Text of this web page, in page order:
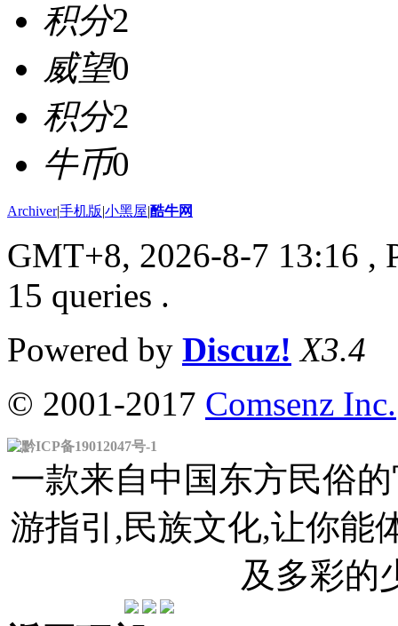
积分2
威望0
积分2
牛币0
Archiver|手机版|小黑屋|酷牛网
GMT+8, 2026-8-7 13:16 ,
15 queries .
Powered by Discuz! X3.4
© 2001-2017 Comsenz Inc.
黔ICP备19012047号-1
一款来自中国东方民俗
游指引,民族文化,让你能
及多彩的